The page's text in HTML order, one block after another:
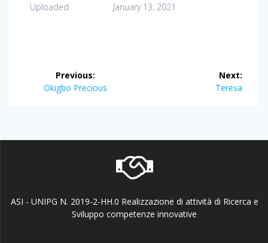
Uploaded
January 13, 2021
navigation
Previous:
Previous
Okigbo Precious
Next:
Next
Teresa
ASI - UNIPG N. 2019-2-HH.0 Realizzazione di attività di Ricerca e
Sviluppo competenze innovative